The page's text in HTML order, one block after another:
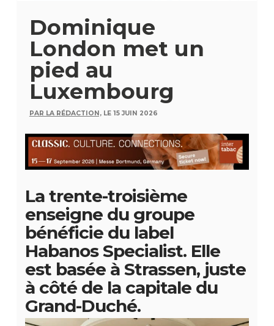
Dominique
London met un
pied au
Luxembourg
PAR LA RÉDACTION, LE 15 JUIN 2026
La trente-troisième
enseigne du groupe
bénéficie du label
Habanos Specialist. Elle
est basée à Strassen, juste
à côté de la capitale du
Grand-Duché.